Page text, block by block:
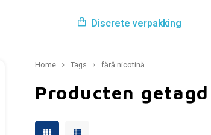
Discrete verpakking
Home Tags fără nicotină
Producten